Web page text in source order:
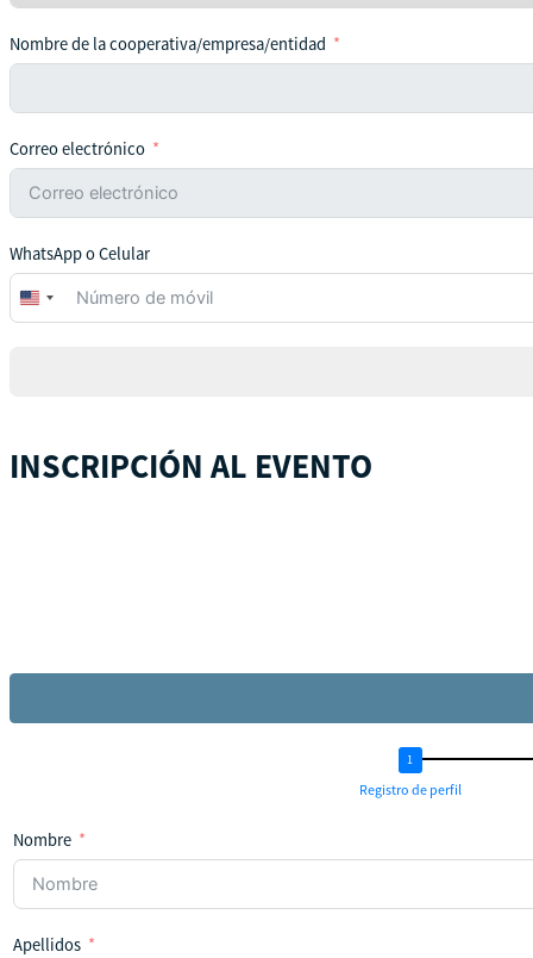
Nombre de la cooperativa/empresa/entidad
Correo electrónico
WhatsApp o Celular
United
States
INSCRIPCIÓN AL EVENTO
Registro de perfil
Nombre
Apellidos